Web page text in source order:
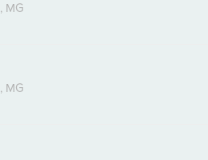
, MG
, MG